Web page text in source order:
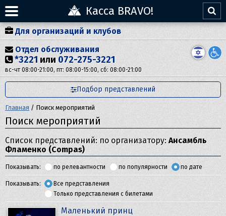
Касса BRAVO!
Для организаций и клубов
Отдел обслуживания
*3221 или 072-275-3221
вс-чт 08:00-21:00, пт: 08:00-15:00, сб: 08:00-21:00
Подбор представлений
Главная / Поиск мероприятий
Поиск мероприятий
Список представлений: по организатору: Ансамбль
Фламенко (Compas)
Показывать: по релевантности по популярности по дате
Показывать:
Все представления
Только представления с билетами
Маленький принц